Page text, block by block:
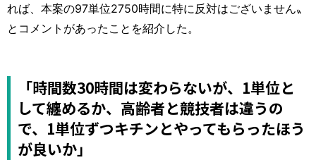
れば、本案の97単位2750時間に特に反対はございません〟
とコメントがあったことを紹介した。
「時間数30時間は変わらないが、1単位と
して纏めるか、高齢者と競技者は違うの
で、1単位ずつキチンとやってもらったほう
が良いか」